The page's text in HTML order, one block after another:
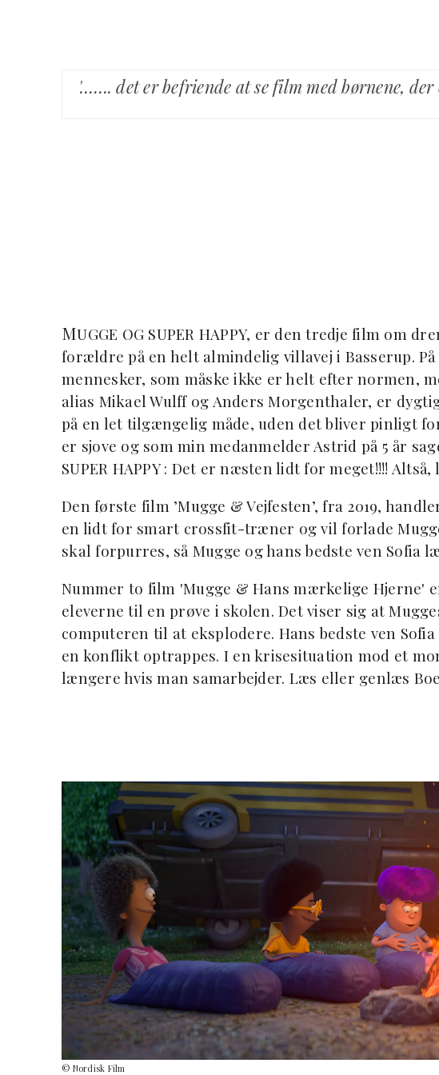
'……. det er befriende at se film med børnene, der
MUGGE OG SUPER HAPPY, er den tredje film om
forældre på en helt almindelig villavej i Basserup.
mennesker, som måske ikke er helt efter normen,
alias Mikael Wulff og Anders Morgenthaler, er
på en let tilgængelig måde, uden det bliver pinligt
er sjove og som min medanmelder Astrid på 5 år
SUPER HAPPY : Det er næsten lidt for meget!!!! Altså,
Den første film ’Mugge & Vejfesten’, fra 2019,
en lidt for smart crossfit-træner og vil forlade
skal forpurres, så Mugge og hans bedste ven Sofia
Nummer to film 'Mugge & Hans mærkelige Hjerne'
eleverne til en prøve i skolen. Det viser sig at
computeren til at eksplodere. Hans bedste ven
en konflikt optrappes. I en krisesituation mod et
længere hvis man samarbejder. Læs eller genlæs
© Nordisk Film